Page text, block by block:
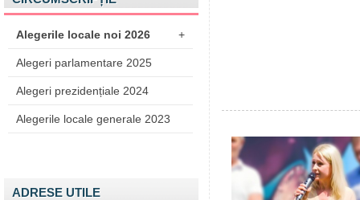
Alegerile locale noi 2026 +
Alegeri parlamentare 2025
Alegeri prezidențiale 2024
Alegerile locale generale 2023
ADRESE UTILE